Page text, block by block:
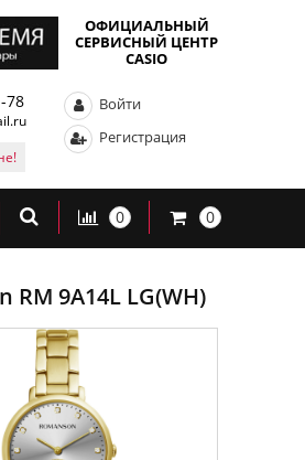
ОФИЦИАЛЬНЫЙ
СЕРВИСНЫЙ ЦЕНТР
CASIO
78
Войти
Регистрация
0 0
RM 9A14L LG(WH)